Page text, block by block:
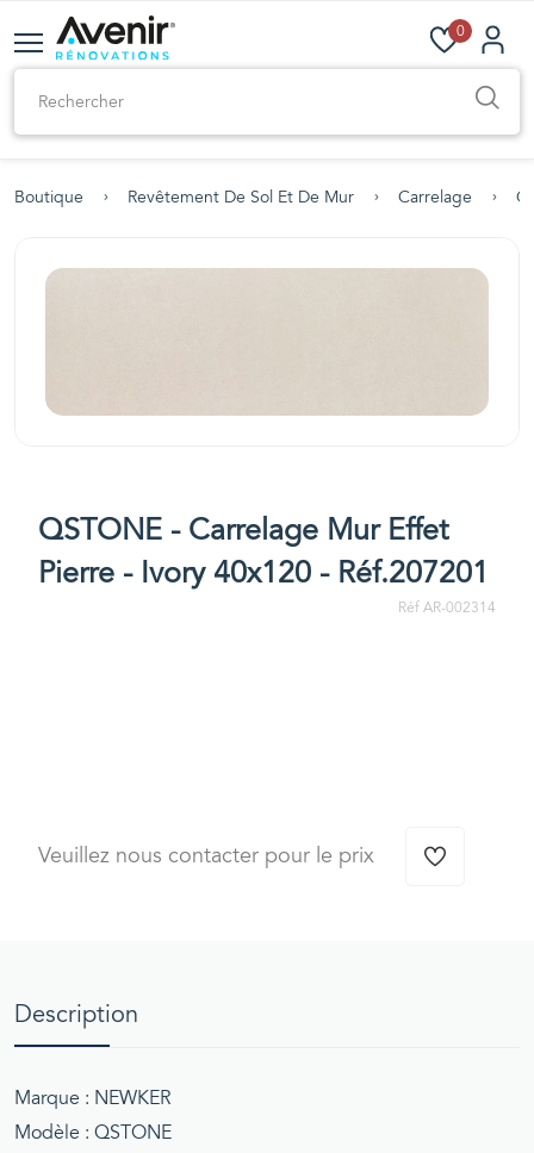
0
Boutique Revêtement De Sol Et De Mur Carrelage
QSTONE - Carrelage Mur Effet
Pierre - Ivory 40x120 - Réf.207201
Réf AR-002314
Veuillez nous contacter pour le prix
Description
Marque : NEWKER
Modèle : QSTONE